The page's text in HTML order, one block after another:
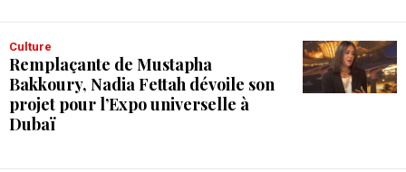
Culture
Remplaçante de Mustapha
Bakkoury, Nadia Fettah dévoile son
projet pour l’Expo universelle à
Dubaï